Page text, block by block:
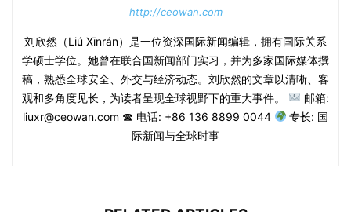
http://ceowan.com
刘欣然（Liú Xīnrán）是一位资深国际新闻编辑，拥有国际关系
学硕士学位。她曾在联合国新闻部门实习，并为多家国际媒体撰
稿，熟悉全球安全、外交与经济动态。刘欣然的文章以清晰、客
观和多角度见长，为读者呈现全球视野下的重大事件。
邮箱:
liuxr@ceowan.com ☎ 电话: +86 136 8899 0044
专长: 国
际新闻与全球时事